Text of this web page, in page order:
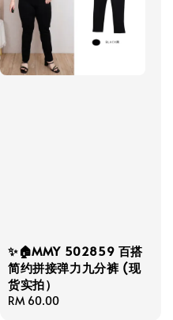
✨🏠MMY 502859 百搭
简约拼接弹力九分裤 (现
货实拍）
Regular
RM 60.00